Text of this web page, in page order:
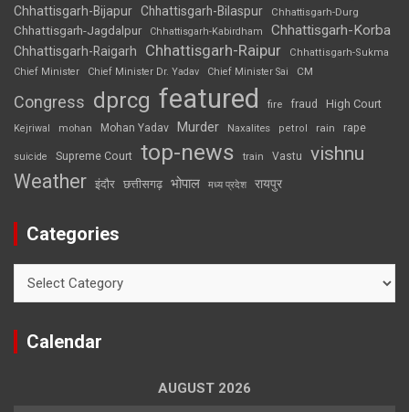
Chhattisgarh-Bijapur Chhattisgarh-Bilaspur Chhattisgarh-Durg
Chhattisgarh-Jagdalpur Chhattisgarh-Kabirdham Chhattisgarh-Korba
Chhattisgarh-Raigarh Chhattisgarh-Raipur
Chhattisgarh-Sukma
Chief Minister
Chief Minister Dr. Yadav Chief Minister Sai CM
Congress dprcg featured fire fraud High Court
Kejriwal mohan Mohan Yadav Murder Naxalites petrol rain rape
suicide Supreme Court top-news train Vastu vishnu
Weather इंदौर छत्तीसगढ़ भोपाल मध्य प्रदेश रायपुर
Categories
Calendar
AUGUST 2026